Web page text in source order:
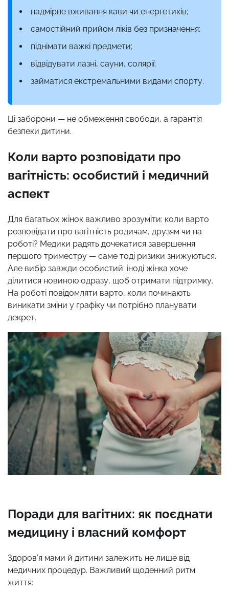
надмірне вживання кави чи енергетиків;
самостійний прийом ліків без призначення;
піднімати важкі предмети;
відвідувати лазні, сауни, солярії;
займатися екстремальними видами спорту.
Ці заборони — не обмеження свободи, а гарантія
безпеки дитини.
Коли варто розповідати про
вагітність: особистий і медичний
аспект
Для багатьох жінок важливо зрозуміти: коли варто
розповідати про вагітність родичам, друзям чи на
роботі? Медики радять дочекатися завершення
першого триместру — саме тоді ризики знижуються.
Але вибір завжди особистий: іноді жінка хоче
ділитися новиною одразу, щоб отримати підтримку.
На роботі повідомляти варто, коли починають
виникати зміни у графіку чи потрібно планувати
декрет.
Поради для вагітних: як поєднати
медицину і власний комфорт
Здоров’я мами й дитини залежить не лише від
медичних процедур. Важливий щоденний ритм
життя: